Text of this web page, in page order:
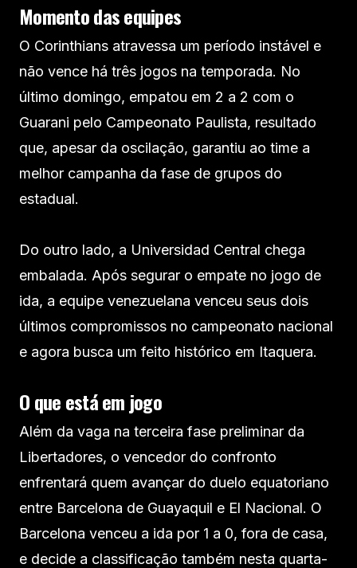
Momento das equipes
O Corinthians atravessa um período instável e
não vence há três jogos na temporada. No
último domingo, empatou em 2 a 2 com o
Guarani pelo Campeonato Paulista, resultado
que, apesar da oscilação, garantiu ao time a
melhor campanha da fase de grupos do
estadual.
Do outro lado, a Universidad Central chega
embalada. Após segurar o empate no jogo de
ida, a equipe venezuelana venceu seus dois
últimos compromissos no campeonato nacional
e agora busca um feito histórico em Itaquera.
O que está em jogo
Além da vaga na terceira fase preliminar da
Libertadores, o vencedor do confronto
enfrentará quem avançar do duelo equatoriano
entre Barcelona de Guayaquil e El Nacional. O
Barcelona venceu a ida por 1 a 0, fora de casa,
e decide a classificação também nesta quarta-